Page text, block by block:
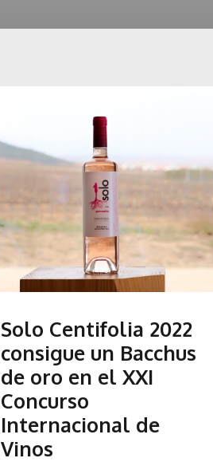
Solo Centifolia 2022
consigue un Bacchus
de oro en el XXI
Concurso
Internacional de
Vinos